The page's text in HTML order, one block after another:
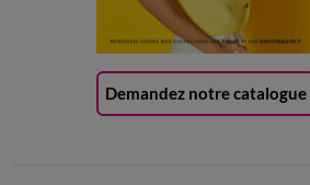
Demandez notre catalogue